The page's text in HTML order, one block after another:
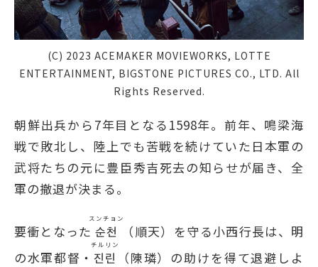
(C) 2023 ACEMAKER MOVIEWORKS, LOTTE
ENTERTAINMENT, BIGSTONE PICTURES CO., LTD. All
Rights Reserved.
朝鮮出兵から7年目となる1598年。前年、鳴梁海
戦で敗北し、陸上でも苦戦を続けていた日本軍の
武将たちの元に豊臣秀吉死去の知らせが届き、全
軍の撤退が決まる。
要衝となった 순천
スンチョン
（順天）を守る小西行長は、明
の水軍都督・ 진린
チルリン
（陳璘）の助けを得て退避しよ